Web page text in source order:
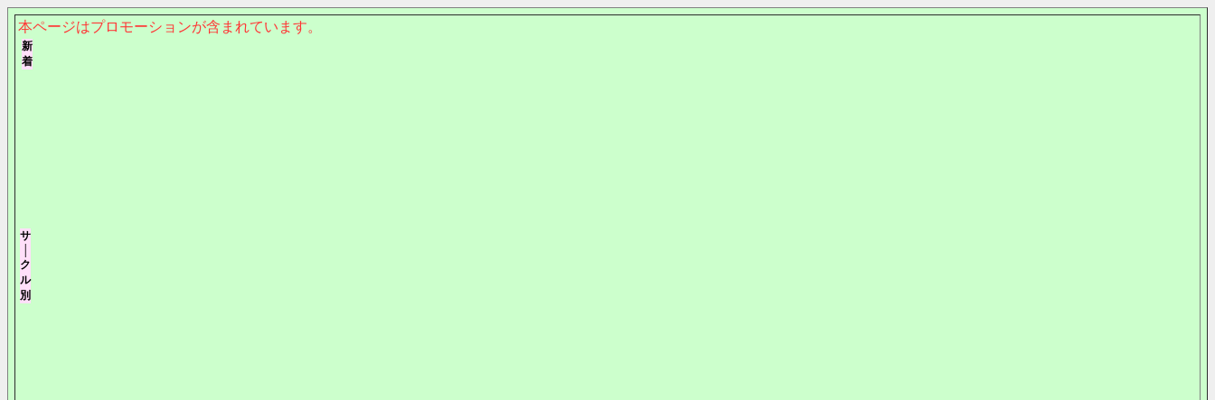
本ページはプロモーションが含まれています。